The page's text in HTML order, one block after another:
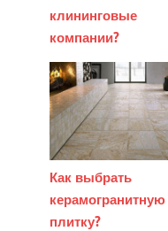
клининговые
компании?
Как выбрать
керамогранитную
плитку?